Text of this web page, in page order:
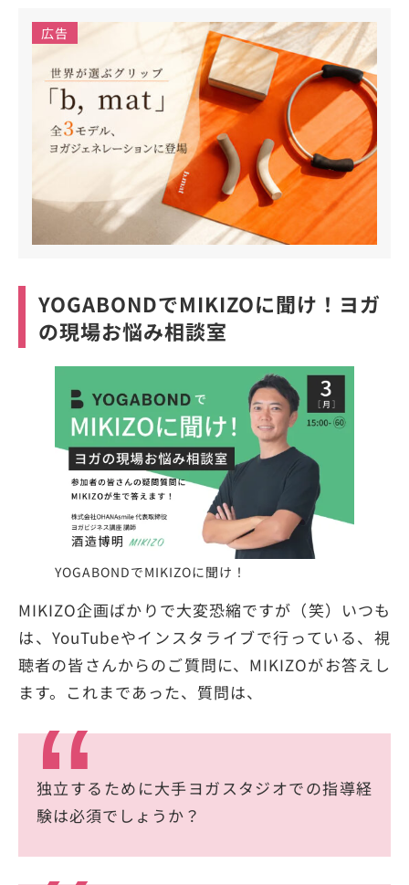
広告
YOGABONDでMIKIZOに聞け！ヨガ
の現場お悩み相談室
YOGABONDでMIKIZOに聞け！
MIKIZO企画ばかりで大変恐縮ですが（笑）いつも
は、YouTubeやインスタライブで行っている、視
聴者の皆さんからのご質問に、MIKIZOがお答えし
ます。これまであった、質問は、
独立するために大手ヨガスタジオでの指導経
験は必須でしょうか？